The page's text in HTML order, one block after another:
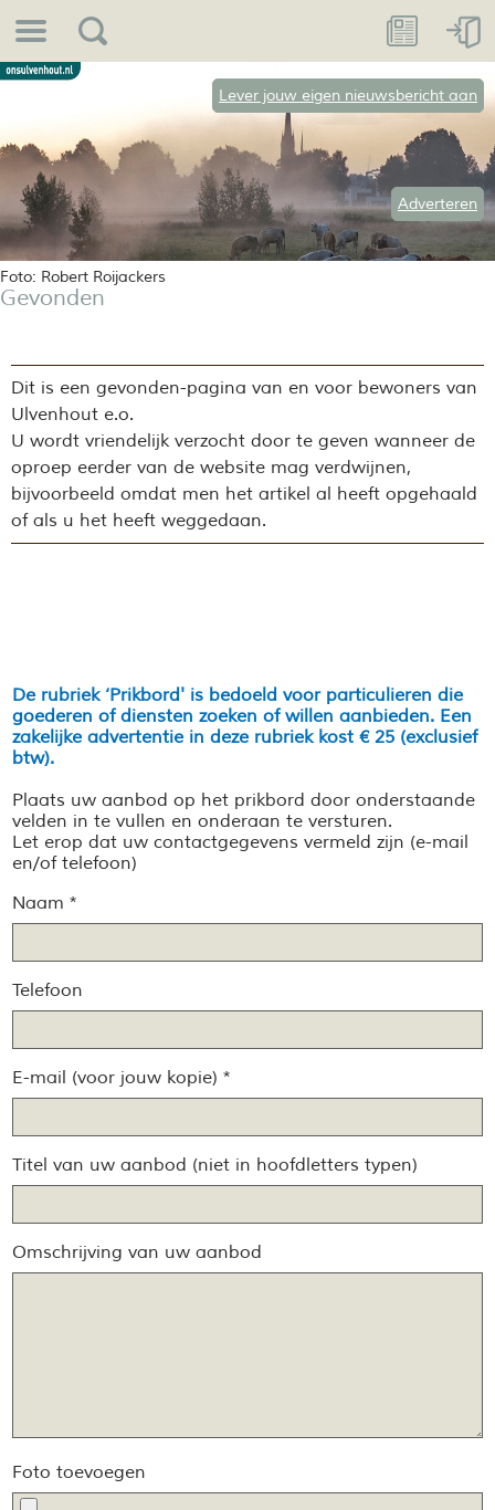
Foto: Robert Roijackers
Lever jouw eigen nieuwsbericht aan
Adverteren
Gevonden
Dit is een gevonden-pagina van en voor bewoners van
Ulvenhout e.o.
U wordt vriendelijk verzocht door te geven wanneer de
oproep eerder van de website mag verdwijnen,
bijvoorbeeld omdat men het artikel al heeft opgehaald
of als u het heeft weggedaan.
De rubriek ‘Prikbord' is bedoeld voor particulieren die
goederen of diensten zoeken of willen aanbieden. Een
zakelijke advertentie in deze rubriek kost € 25 (exclusief
btw).
Plaats uw aanbod op het prikbord door onderstaande
velden in te vullen en onderaan te versturen.
Let erop dat uw contactgegevens vermeld zijn (e-mail
en/of telefoon)
Naam *
Telefoon
E-mail (voor jouw kopie) *
Titel van uw aanbod (niet in hoofdletters typen)
Omschrijving van uw aanbod
Foto toevoegen